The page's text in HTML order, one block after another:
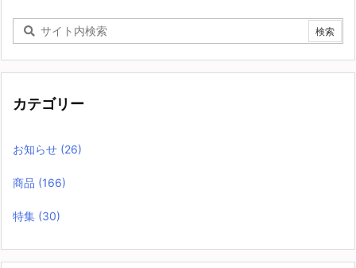
カテゴリー
お知らせ (26)
商品 (166)
特集 (30)